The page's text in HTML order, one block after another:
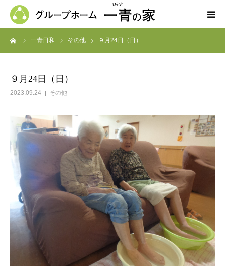
一青日和 その他 ９月24日（日）
９月24日（日）
2023.09.24 その他
ホーム
ブログ
よくある質問
お問い合わせ